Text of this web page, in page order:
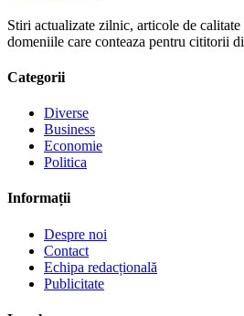
Stiri actualizate zilnic, articole de
domeniile care conteaza pentru cititorii
Categorii
Diverse
Business
Economie
Politica
Informații
Despre noi
Contact
Echipa redacțională
Publicitate